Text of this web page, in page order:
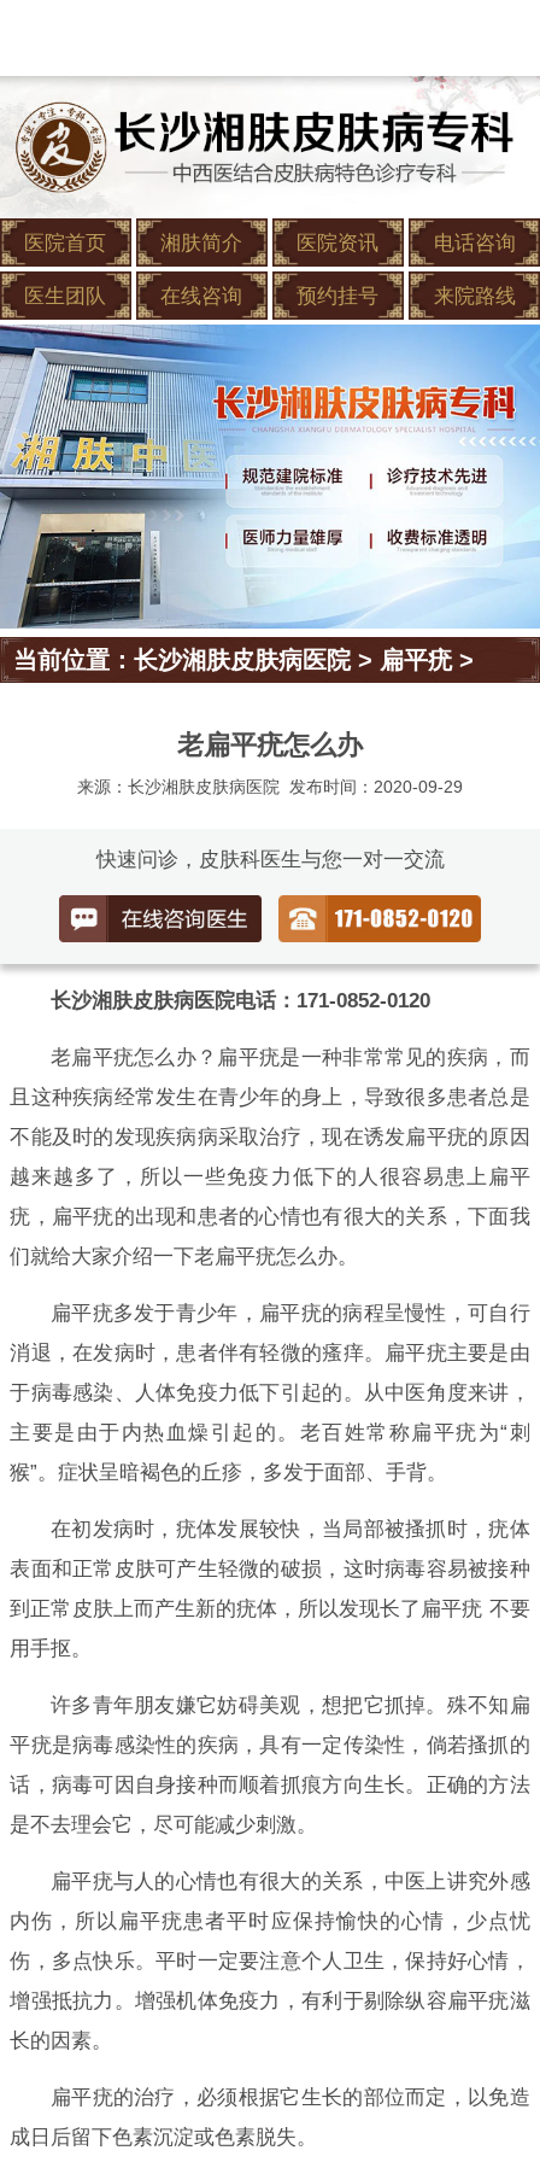
医院首页 湘肤简介 医院资讯 电话咨询
医生团队 在线咨询 预约挂号 来院路线
当前位置：长沙湘肤皮肤病医院> 扁平疣>
老扁平疣怎么办
来源：长沙湘肤皮肤病医院 发布时间：2020-09-29
快速问诊，皮肤科医生与您一对一交流
长沙湘肤皮肤病医院电话：171-0852-0120
老扁平疣怎么办？扁平疣是一种非常常见的疾病，而
且这种疾病经常发生在青少年的身上，导致很多患者总是
不能及时的发现疾病病采取治疗，现在诱发扁平疣的原因
越来越多了，所以一些免疫力低下的人很容易患上扁平
疣，扁平疣的出现和患者的心情也有很大的关系，下面我
们就给大家介绍一下老扁平疣怎么办。
扁平疣多发于青少年，扁平疣的病程呈慢性，可自行
消退，在发病时，患者伴有轻微的瘙痒。扁平疣主要是由
于病毒感染、人体免疫力低下引起的。从中医角度来讲，
主要是由于内热血燥引起的。老百姓常称扁平疣为“刺
猴”。症状呈暗褐色的丘疹，多发于面部、手背。
在初发病时，疣体发展较快，当局部被搔抓时，疣体
表面和正常皮肤可产生轻微的破损，这时病毒容易被接种
到正常皮肤上而产生新的疣体，所以发现长了扁平疣 不要
用手抠。
许多青年朋友嫌它妨碍美观，想把它抓掉。殊不知扁
平疣是病毒感染性的疾病，具有一定传染性，倘若搔抓的
话，病毒可因自身接种而顺着抓痕方向生长。正确的方法
是不去理会它，尽可能减少刺激。
扁平疣与人的心情也有很大的关系，中医上讲究外感
内伤，所以扁平疣患者平时应保持愉快的心情，少点忧
伤，多点快乐。平时一定要注意个人卫生，保持好心情，
增强抵抗力。增强机体免疫力，有利于剔除纵容扁平疣滋
长的因素。
扁平疣的治疗，必须根据它生长的部位而定，以免造
成日后留下色素沉淀或色素脱失。